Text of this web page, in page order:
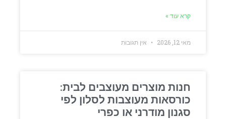
קרא עוד »
מאי 12, 2026 אין תגובות
חנות מוצרים מעוצבים לבית:
כורסאות מעוצבות לסלון לפי
סגנון מודרני או כפרי